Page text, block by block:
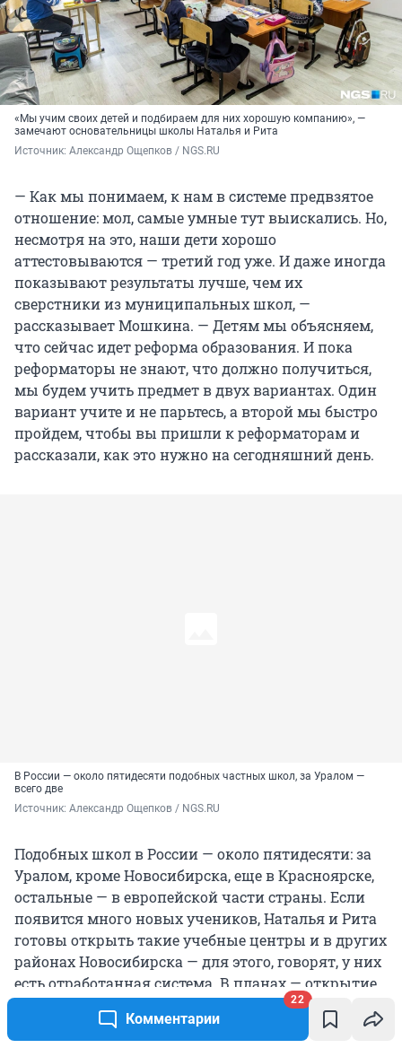
Комментарии
22
«Мы учим своих детей и подбираем для них хорошую компанию», —
замечают основательницы школы Наталья и Рита
Источник: Александр Ощепков / NGS.RU
— Как мы понимаем, к нам в системе предвзятое
отношение: мол, самые умные тут выискались. Но,
несмотря на это, наши дети хорошо
аттестовываются — третий год уже. И даже иногда
показывают результаты лучше, чем их
сверстники из муниципальных школ, —
рассказывает Мошкина. — Детям мы объясняем,
что сейчас идет реформа образования. И пока
реформаторы не знают, что должно получиться,
мы будем учить предмет в двух вариантах. Один
вариант учите и не парьтесь, а второй мы быстро
пройдем, чтобы вы пришли к реформаторам и
рассказали, как это нужно на сегодняшний день.
В России — около пятидесяти подобных частных школ, за Уралом —
всего две
Источник: Александр Ощепков / NGS.RU
Подобных школ в России — около пятидесяти: за
Уралом, кроме Новосибирска, еще в Красноярске,
остальные — в европейской части страны. Если
появится много новых учеников, Наталья и Рита
готовы открыть такие учебные центры и в других
районах Новосибирска — для этого, говорят, у них
есть отработанная система. В планах — открытие